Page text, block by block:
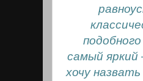
самый яркий
хочу